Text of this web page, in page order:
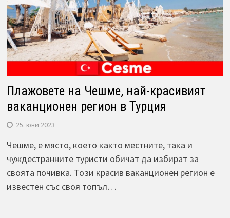
Плажовете на Чешме, най-красивият
ваканционен регион в Турция
25. юни 2023
Чешме, е място, което както местните, така и
чуждестранните туристи обичат да избират за
своята почивка. Този красив ваканционен регион е
известен със своя топъл…